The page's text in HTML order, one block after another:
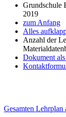
Grundschule
2019
zum Anfang
Alles
Anzahl der
Dokument
Gesamten Lehrplan